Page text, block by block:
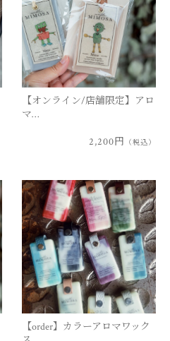
【オンライン/店舗限定】アロ
マ…
2,200円 （税込）
【order】カラーアロマワック